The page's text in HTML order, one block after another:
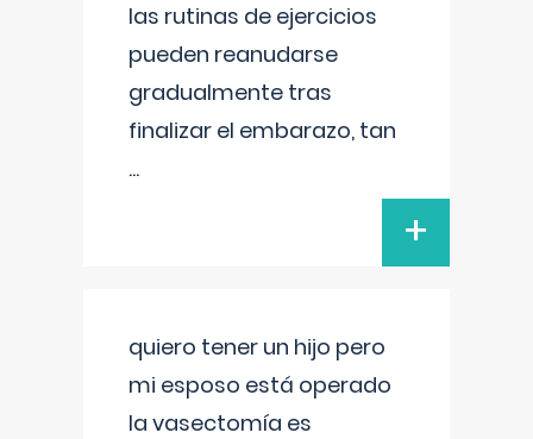
las rutinas de ejercicios
pueden reanudarse
gradualmente tras
finalizar el embarazo, tan
...
+
quiero tener un hijo pero
mi esposo está operado
la vasectomía es